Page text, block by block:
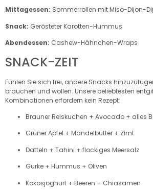
Mittagessen: Sommerrollen mit Miso-Dijon-
Snack: Gerösteter Karotten-Hummus
Abendessen: Cashew-Hähnchen-Wraps
SNACK-ZEIT
Fühlen Sie sich frei, andere Snacks
brauchen und wollen. Unsere beliebtesten
Kombinationen erfordern kein Rezept:
Brauner Reiskuchen + Avocado + alles
Grüner Apfel + Mandelbutter + Zimt
Datteln + Tahini + flockiges Meersalz
Gurke + Hummus + Oliven
Kokosjoghurt + Beeren + Chiasamen